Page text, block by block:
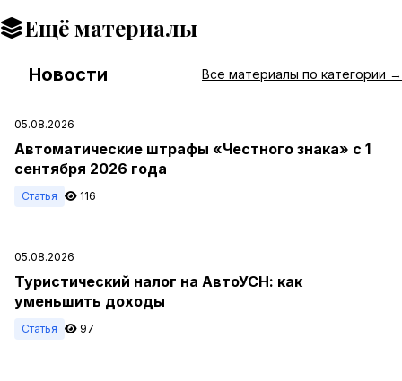
Ещё материалы
Новости Все материалы по категории →
05.08.2026
Автоматические штрафы «Честного знака» с 1
сентября 2026 года
Статья 116
05.08.2026
Туристический налог на АвтоУСН: как
уменьшить доходы
Статья 97